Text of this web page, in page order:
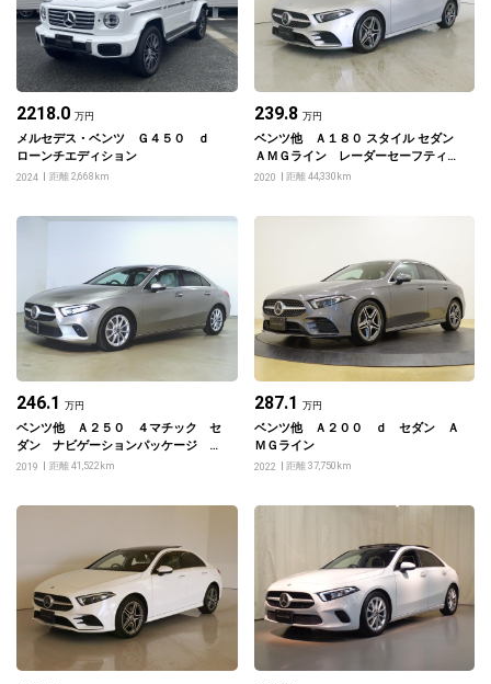
2218.0 万円
メルセデス・ベンツ Ｇ４５０ ｄ
ローンチエディション
2024 距離 2,668km
239.8 万円
ベンツ他 Ａ１８０ スタイル セダン
ＡＭＧライン レーダーセーフティパ
ッケージ・ナビゲーションパッケージ
2020 距離 44,330km
246.1 万円
ベンツ他 Ａ２５０ ４マチック セ
ダン ナビゲーションパッケージ レ
ザーエクスクルーシブパッケージ
2019 距離 41,522km
287.1 万円
ベンツ他 Ａ２００ ｄ セダン Ａ
ＭＧライン
2022 距離 37,750km